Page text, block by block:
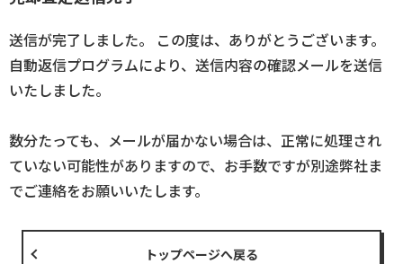
送信が完了しました。 この度は、ありがとうございます。
自動返信プログラムにより、送信内容の確認メールを送信
いたしました。
数分たっても、メールが届かない場合は、正常に処理され
ていない可能性がありますので、お手数ですが別途弊社ま
でご連絡をお願いいたします。
トップページへ戻る